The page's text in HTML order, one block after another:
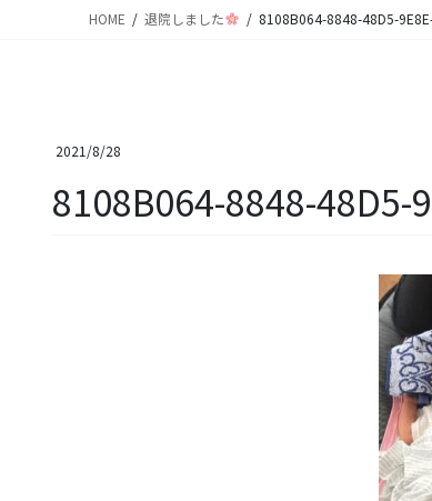
HOME 退院しました 8108B064-8848-48D5-
2021/8/28
8108B064-8848-48D5-